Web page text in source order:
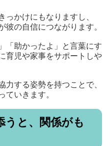
っかけにもなりますし、
彼の自信につながります。
「助かったよ」と言葉にす
育児や家事をサポートしや
力する姿勢を持つことで、
ていきます。
うと、関係がも